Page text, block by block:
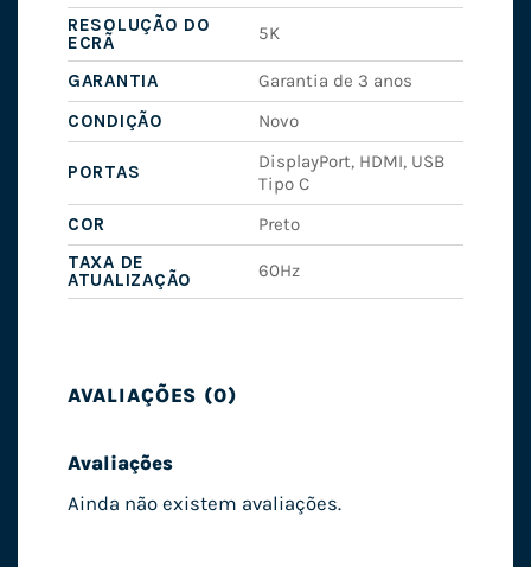
RESOLUÇÃO DO
ECRÃ
5K
GARANTIA
Garantia de 3 anos
CONDIÇÃO
Novo
PORTAS
DisplayPort, HDMI, USB
Tipo C
COR
Preto
TAXA DE
ATUALIZAÇÃO
60Hz
AVALIAÇÕES (0)
Avaliações
Ainda não existem avaliações.